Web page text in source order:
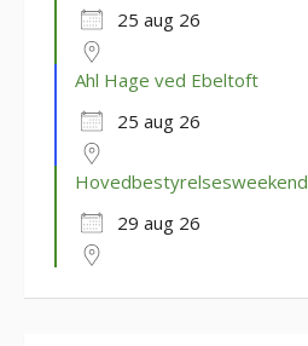
25 aug 26
Ahl Hage ved Ebeltoft
25 aug 26
Hovedbestyrelsesweekend
29 aug 26